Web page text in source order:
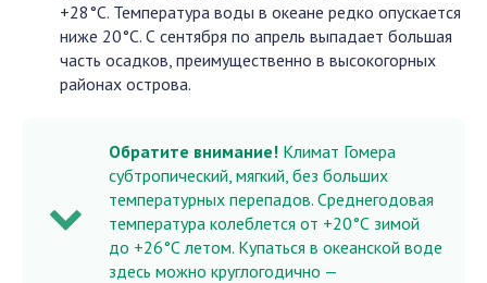
+28°C. Температура воды в океане редко опускается
ниже 20°C. С сентября по апрель выпадает большая
часть осадков, преимущественно в высокогорных
районах острова.
Обратите внимание! Климат Гомера
субтропический, мягкий, без больших
температурных перепадов. Среднегодовая
температура колеблется от +20°С зимой
до +26°С летом. Купаться в океанской воде
здесь можно круглогодично —